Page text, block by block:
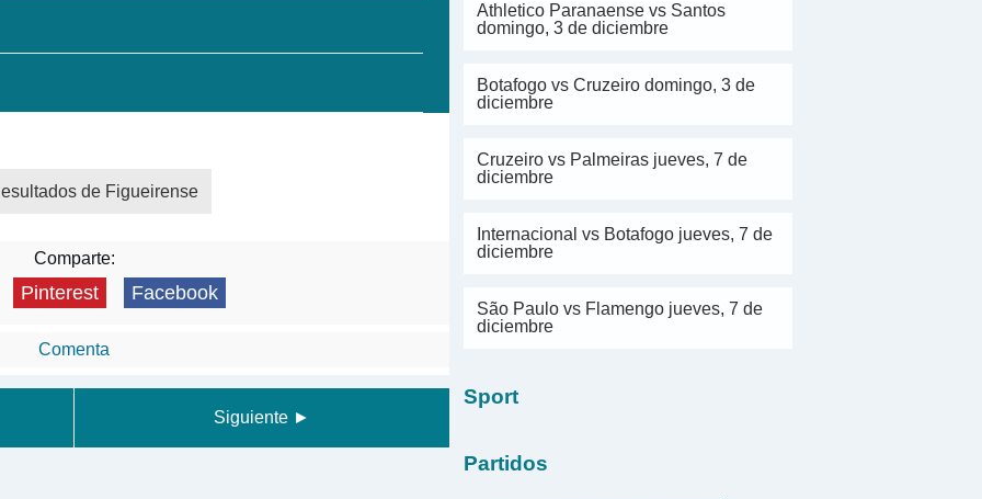
de Figueirense
Comparte:
Pinterest Facebook
Comenta
Siguiente ►
Athletico Paranaense vs Santos
domingo, 3 de diciembre
Botafogo vs Cruzeiro domingo, 3 de
diciembre
Cruzeiro vs Palmeiras jueves, 7 de
diciembre
Internacional vs Botafogo jueves, 7 de
diciembre
São Paulo vs Flamengo jueves, 7 de
diciembre
Sport
Partidos